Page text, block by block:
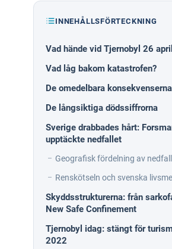
INNEHÅLLSFÖRTECKNING
Vad hände vid Tjernobyl 26
Vad låg bakom katastrofen?
De omedelbara konsekvenserna
De långsiktiga dödssiffrorna
Sverige drabbades hårt:
upptäckte nedfallet
Geografisk fördelning av
Renskötseln och svenska
Skyddsstrukturerna: från
New Safe Confinement
Tjernobyl idag: stängt för
2022